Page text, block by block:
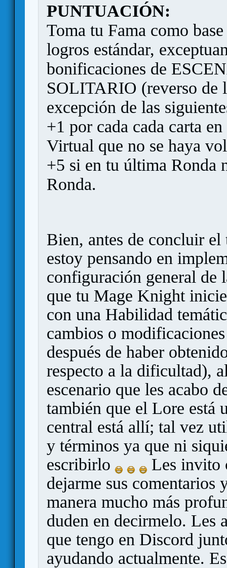
PUNTUACIÓN:
Toma tu Fama como
logros estándar,
bonificaciones de
SOLITARIO (reverso de
excepción de las
+1 por cada cada carta
Virtual que no se haya
+5 si en tu última Ronda
Ronda.
Bien, antes de concluir el
estoy pensando en
configuración general de
que tu Mage Knight
con una Habilidad
cambios o
después de haber
respecto a la dificultad),
escenario que les acabo
también que el Lore está
central está allí; tal vez
y términos ya que ni
escribirlo
Les invito
dejarme sus comentarios
manera mucho más
duden en decirmelo. Les
que tengo en Discord
ayudando actualmente.